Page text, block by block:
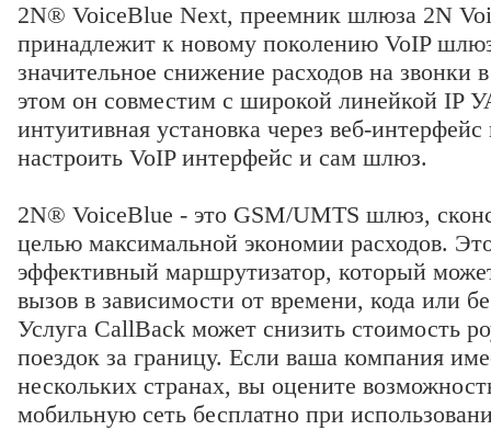
2N® VoiceBlue Next, преемник шлюза 2N
принадлежит к новому поколению VoIP
значительное снижение расходов на звонки
этом он совместим с широкой линейкой IP
интуитивная установка через веб-
настроить VoIP интерфейс и сам шлюз.
2N® VoiceBlue - это GSM/UMTS шлюз,
целью максимальной экономии расходов.
эффективный маршрутизатор, который
вызов в зависимости от времени, кода или
Услуга CallBack может снизить стоимость
поездок за границу. Если ваша компания
нескольких странах, вы оцените
мобильную сеть бесплатно при